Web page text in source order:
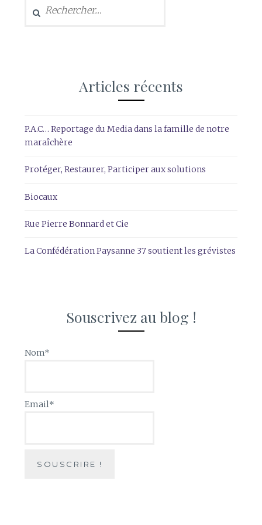
Articles récents
P.A.C… Reportage du Media dans la famille de notre
maraîchère
Protéger, Restaurer, Participer aux solutions
Biocaux
Rue Pierre Bonnard et Cie
La Confédération Paysanne 37 soutient les grévistes
Souscrivez au blog !
Nom*
Email*